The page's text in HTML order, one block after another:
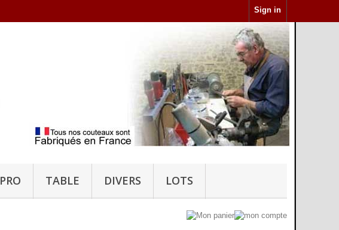
Sign in
PRO TABLE DIVERS LOTS